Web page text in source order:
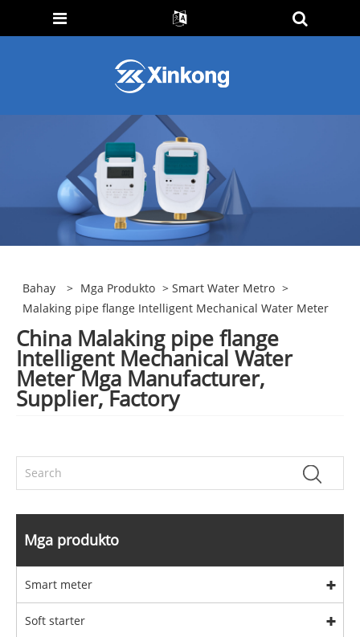
Bahay > Mga Produkto >Smart Water Metro >
Malaking pipe flange Intelligent Mechanical Water Meter
China Malaking pipe flange
Intelligent Mechanical Water
Meter Mga Manufacturer,
Supplier, Factory
Mga produkto
Smart meter
Soft starter